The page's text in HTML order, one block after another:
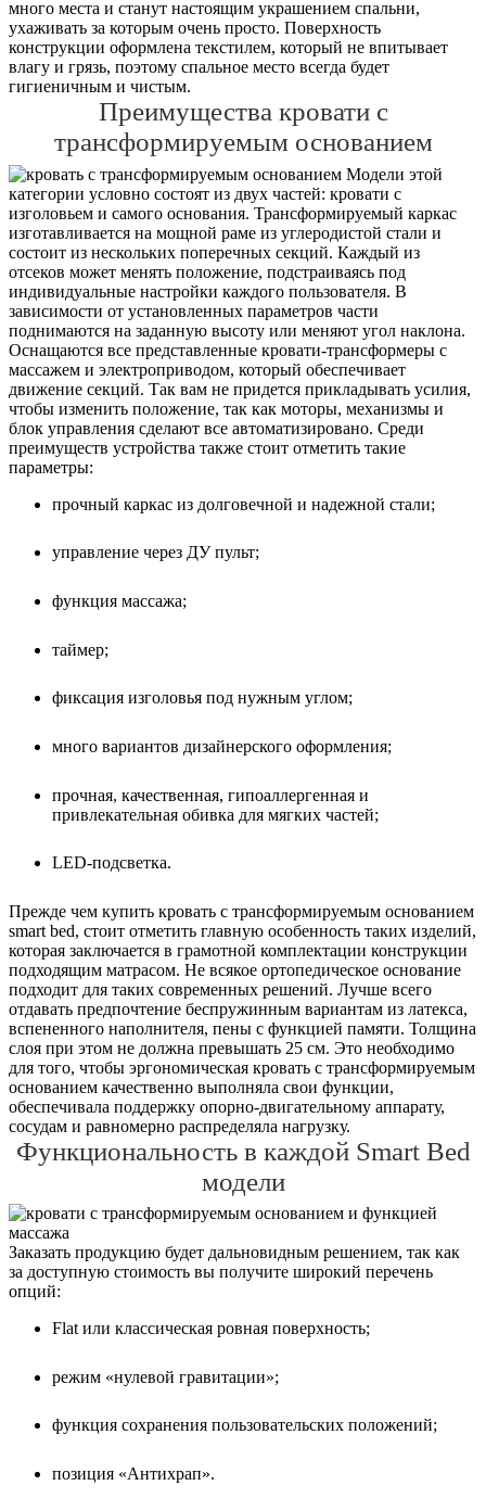
много места и станут настоящим украшением спальни,
ухаживать за которым очень просто. Поверхность
конструкции оформлена текстилем, который не впитывает
влагу и грязь, поэтому спальное место всегда будет
гигиеничным и чистым.
Преимущества кровати с
трансформируемым основанием
Модели этой
категории условно состоят из двух частей: кровати с
изголовьем и самого основания. Трансформируемый каркас
изготавливается на мощной раме из углеродистой стали и
состоит из нескольких поперечных секций. Каждый из
отсеков может менять положение, подстраиваясь под
индивидуальные настройки каждого пользователя. В
зависимости от установленных параметров части
поднимаются на заданную высоту или меняют угол наклона.
Оснащаются все представленные кровати-трансформеры с
массажем и электроприводом, который обеспечивает
движение секций. Так вам не придется прикладывать усилия,
чтобы изменить положение, так как моторы, механизмы и
блок управления сделают все автоматизировано. Среди
преимуществ устройства также стоит отметить такие
параметры:
прочный каркас из долговечной и надежной стали;
управление через ДУ пульт;
функция массажа;
таймер;
фиксация изголовья под нужным углом;
много вариантов дизайнерского оформления;
прочная, качественная, гипоаллергенная и
привлекательная обивка для мягких частей;
LED-подсветка.
Прежде чем купить кровать с трансформируемым основанием
smart bed, стоит отметить главную особенность таких изделий,
которая заключается в грамотной комплектации конструкции
подходящим матрасом. Не всякое ортопедическое основание
подходит для таких современных решений. Лучше всего
отдавать предпочтение беспружинным вариантам из латекса,
вспененного наполнителя, пены с функцией памяти. Толщина
слоя при этом не должна превышать 25 см. Это необходимо
для того, чтобы эргономическая кровать с трансформируемым
основанием качественно выполняла свои функции,
обеспечивала поддержку опорно-двигательному аппарату,
сосудам и равномерно распределяла нагрузку.
Функциональность в каждой Smart Bed
модели
Заказать продукцию будет дальновидным решением, так как
за доступную стоимость вы получите широкий перечень
опций:
Flat или классическая ровная поверхность;
режим «нулевой гравитации»;
функция сохранения пользовательских положений;
позиция «Антихрап».